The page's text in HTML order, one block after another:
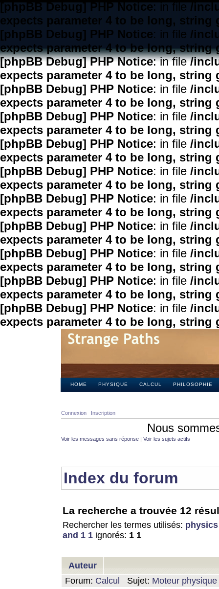
[phpBB Debug] PHP Notice: in file/
expects parameter 4 to be long, string
[phpBB Debug] PHP Notice: in file /
expects parameter 4 to be long, string
[phpBB Debug] PHP Notice: in file/
expects parameter 4 to be long, string
[phpBB Debug] PHP Notice: in file /
expects parameter 4 to be long, string
[phpBB Debug] PHP Notice: in file /
expects parameter 4 to be long, string
[phpBB Debug] PHP Notice: in file /
expects parameter 4 to be long, string
[phpBB Debug] PHP Notice: in file /
expects parameter 4 to be long, string
[phpBB Debug] PHP Notice: in file /
expects parameter 4 to be long, string
[phpBB Debug] PHP Notice: in file /
expects parameter 4 to be long, string
[phpBB Debug] PHP Notice: in file /
expects parameter 4 to be long, string
[phpBB Debug] PHP Notice: in file /
expects parameter 4 to be long, string
[phpBB Debug] PHP Notice: in file /
expects parameter 4 to be long, string
HOME PHYSIQUE CALCUL PHILOSOPHIE
Connexion Inscription
Nous
Voir les messages sans réponse | Voir les sujets actifs
Index du forum
La recherche a trouvée 12
Rechercher les termes utilisés: physics
and 1 1 ignorés: 1 1
Auteur
Forum: Calcul Sujet: Moteur